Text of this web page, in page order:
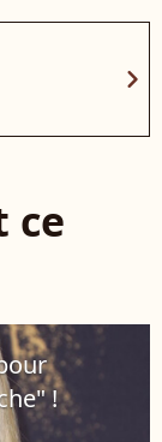
chevron_right
ce
!